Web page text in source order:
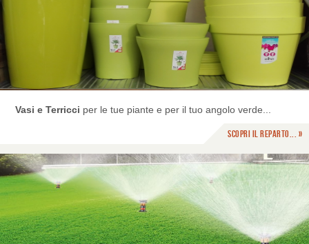
Vasi e Terricci per le tue piante e per il tuo angolo verde...
Scopri il reparto... »